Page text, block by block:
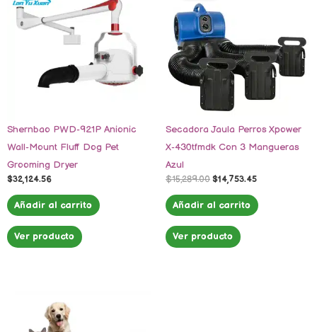
Shernbao PWD-921P Anionic
Wall-Mount Fluff Dog Pet
Grooming Dryer
$32,124.56
Añadir al carrito
Ver producto
Secadora Jaula Perros Xpower
X-430tfmdk Con 3 Mangueras
Azul
$15,289.00
$15,289.00.
$14,753.45
Añadir al carrito
Ver producto